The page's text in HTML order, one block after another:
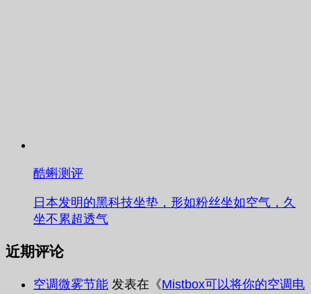
酷蝌测评
日本发明的黑科技坐垫，形如粉丝坐如空气，久
坐不累超透气
近期评论
空调微雾节能 发表在《Mistbox可以将你的空调电